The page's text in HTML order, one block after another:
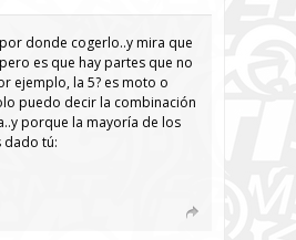
donde cogerlo..y mira que
es que hay partes que no
ejemplo, la 5? es moto o
puedo decir la combinación
porque la mayoría de los
dado tú: